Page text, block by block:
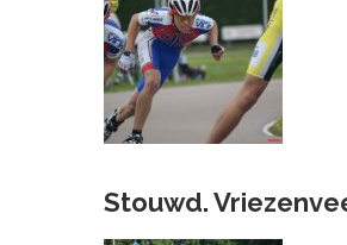
Stouwd.